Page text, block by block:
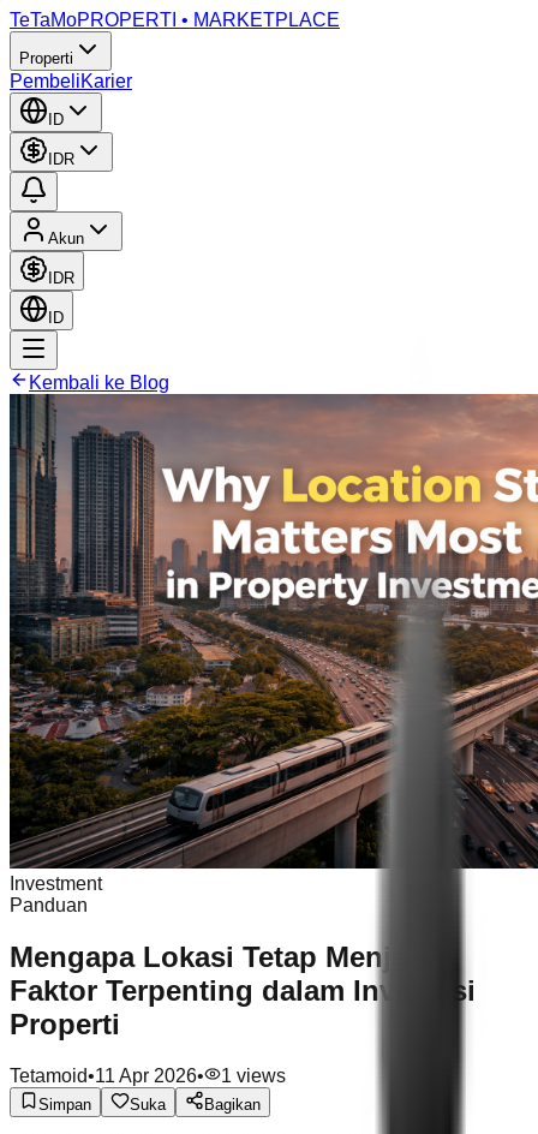
TeTaMoPROPERTI • MARKETPLACE
Properti
PembeliKarier
ID
IDR
Akun
IDR
ID
Kembali ke Blog
Investment
Panduan
Mengapa Lokasi Tetap Menjadi
Faktor Terpenting dalam Investasi
Properti
Tetamoid•11 Apr 2026• 1 views
Simpan Suka Bagikan